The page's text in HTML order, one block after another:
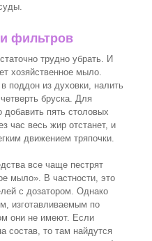
фильтров
трудно убрать. И
хозяйственное мыло.
поддон из духовки, налить
бруска. Для
пять столовых
час весь жир отстанет, и
движением тряпочки.
все чаще пестрят
мыло». В частности, это
с дозатором. Однако
изготавливаемым по
они не имеют. Если
состав, то там найдутся